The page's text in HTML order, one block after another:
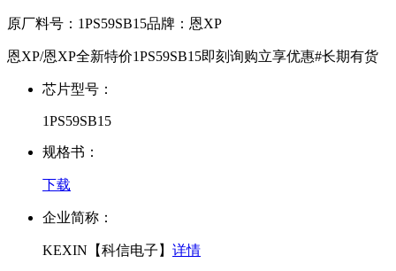
原厂料号： 1PS59SB15品牌： 恩XP
恩XP/恩XP全新特价1PS59SB15即刻询购立享优惠#长期有货
芯片型号：
1PS59SB15
规格书：
下载
企业简称：
KEXIN【科信电子】 详情